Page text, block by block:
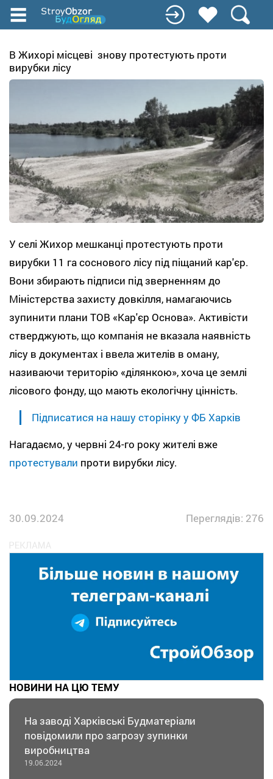
Перейти
до
вмісту
В Жихорі місцеві знову протестують проти
вирубки лісу
У селі Жихор мешканці протестують проти
вирубки 11 га соснового лісу під піщаний кар'єр.
Вони збирають підписи під зверненням до
Міністерства захисту довкілля, намагаючись
зупинити плани ТОВ «Кар'єр Основа». Активісти
стверджують, що компанія не вказала наявність
лісу в документах і ввела жителів в оману,
називаючи територію «ділянкою», хоча це землі
лісового фонду, що мають екологічну цінність.
Підписатися на нашу сторінку у ФБ Харків
Нагадаємо, у червні 24-го року жителі вже
протестували проти вирубки лісу.
30.09.2024 Переглядів: 276
НОВИНИ НА ЦЮ ТЕМУ
На заводі Харківські Будматеріали
повідомили про загрозу зупинки
виробництва
19.06.2024